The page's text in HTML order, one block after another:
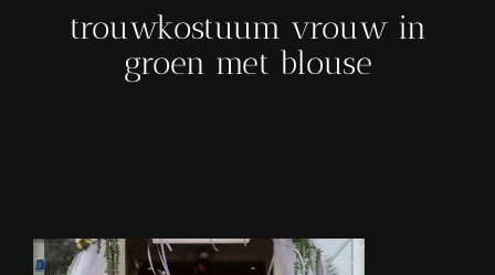
trouwkostuum vrouw in
groen met blouse